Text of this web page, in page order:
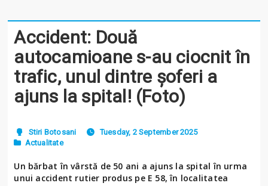
Accident: Două
autocamioane s-au ciocnit în
trafic, unul dintre șoferi a
ajuns la spital! (Foto)
Stiri Botosani
Tuesday, 2 September 2025
Actualitate
Un bărbat în vârstă de 50 ani a ajuns la spital în urma
unui accident rutier produs pe E 58, în localitatea